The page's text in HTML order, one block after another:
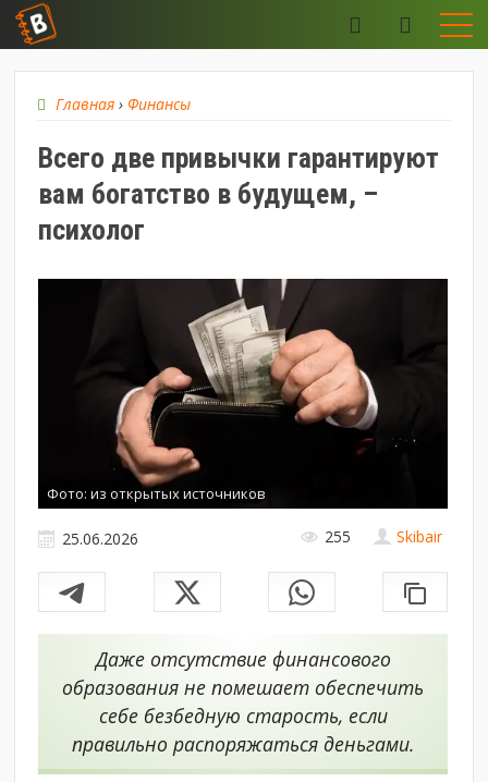
Главная › Финансы
Всего две привычки гарантируют
вам богатство в будущем, –
психолог
Фото: из открытых источников
Skibair
25.06.2026 255
Даже отсутствие финансового
образования не помешает обеспечить
себе безбедную старость, если
правильно распоряжаться деньгами.